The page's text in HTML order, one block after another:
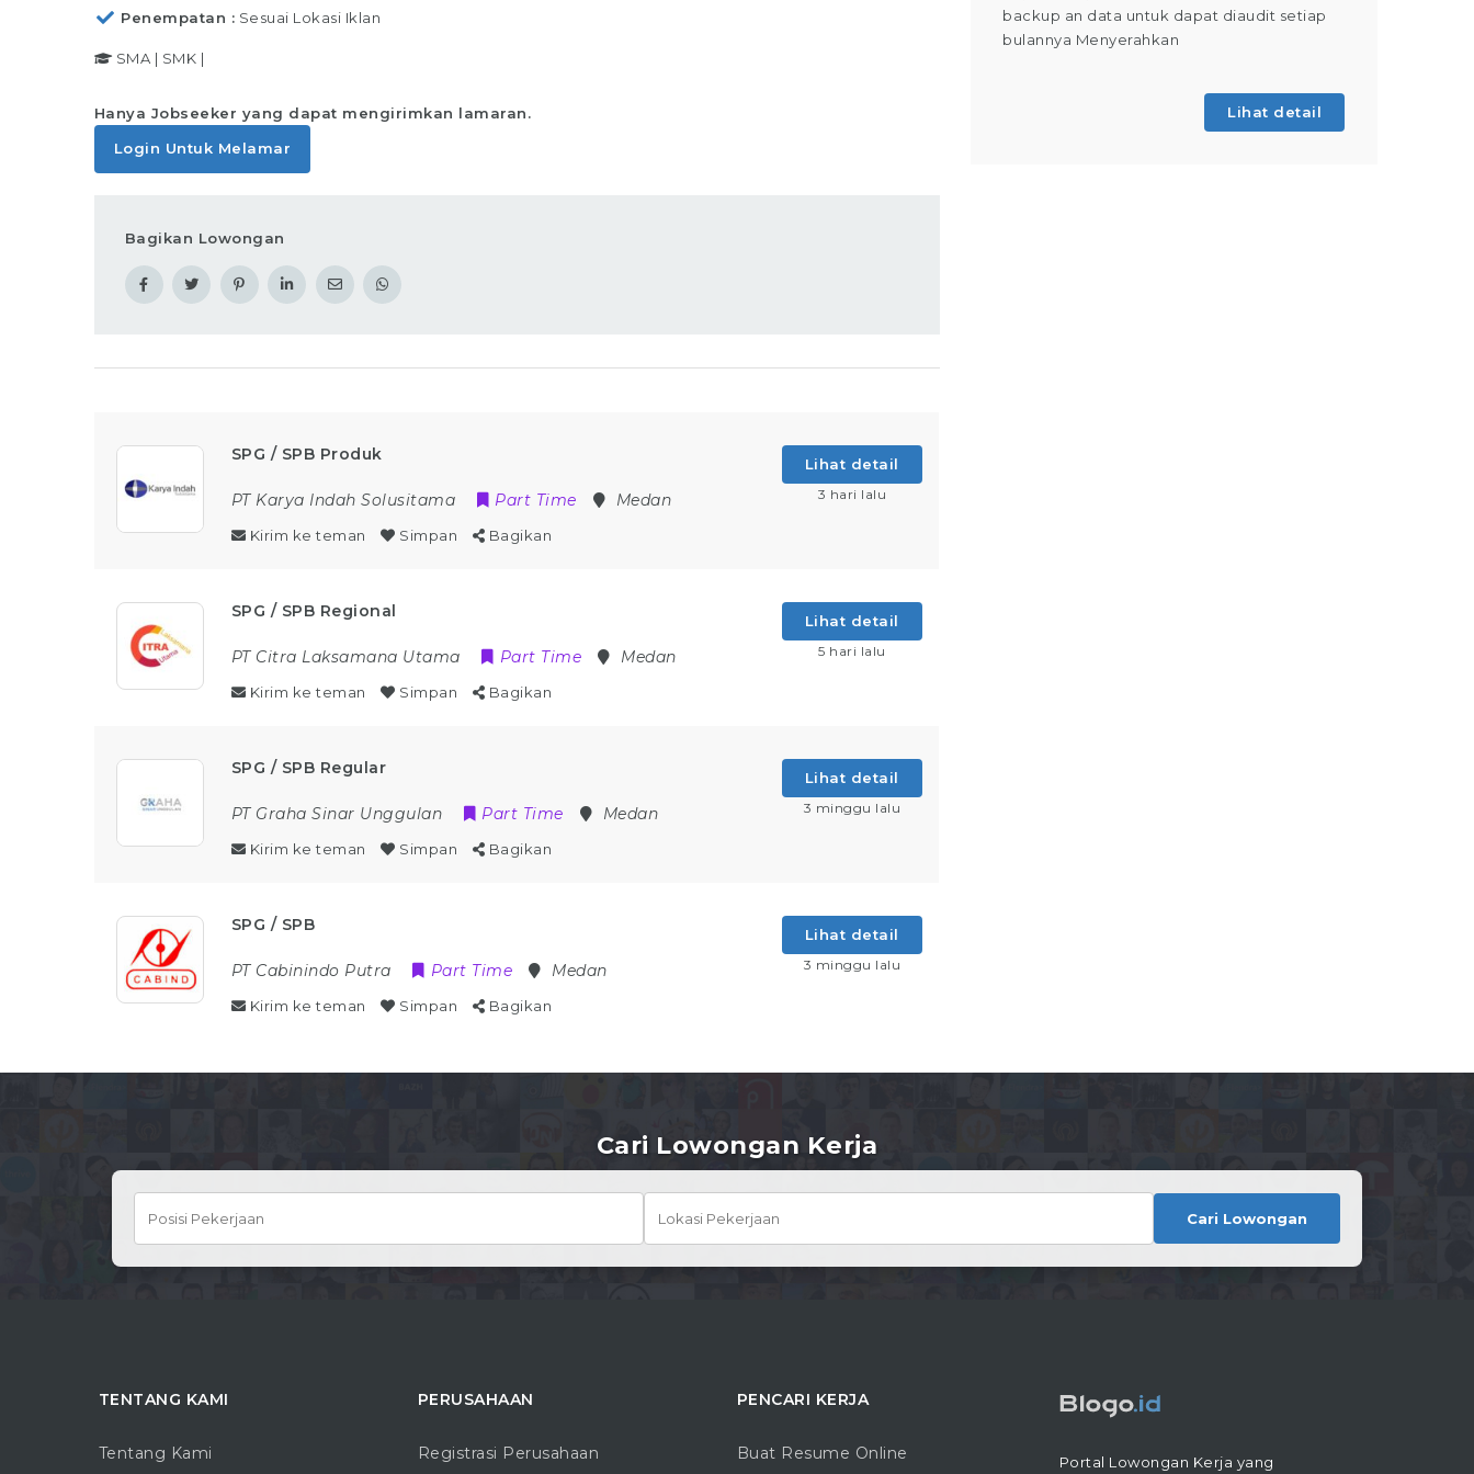
Penempatan
Sesuai Lokasi Iklan
SMA | SMK |
Hanya Jobseeker yang dapat mengirimkan lamaran.
Login Untuk Melamar
Bagikan Lowongan
SPG / SPB Produk
PT Karya Indah Solusitama Part Time Medan
Kirim ke teman Simpan Bagikan
Lihat detail
3 hari lalu
SPG / SPB Regional
PT Citra Laksamana Utama Part Time Medan
Kirim ke teman Simpan Bagikan
Lihat detail
5 hari lalu
SPG / SPB Regular
PT Graha Sinar Unggulan Part Time Medan
Kirim ke teman Simpan Bagikan
Lihat detail
3 minggu lalu
SPG / SPB
PT Cabinindo Putra Part Time Medan
Kirim ke teman Simpan Bagikan
Lihat detail
3 minggu lalu
backup an data untuk dapat diaudit setiap
bulannya Menyerahkan
Lihat detail
Cari Lowongan Kerja
Cari Lowongan
TENTANG KAMI
Tentang Kami
PERUSAHAAN
Registrasi Perusahaan
PENCARI KERJA
Buat Resume Online Portal Lowongan Kerja yang